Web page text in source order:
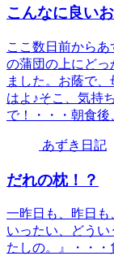
こんなに良い
ここ数日前から
の蒲団の上にど
ました。お蔭で
はよ♪そこ、気持
で！・・・朝食後
あずき日記
だれの枕！？
一昨日も、昨日も
いったい、どう
たしの。』・・